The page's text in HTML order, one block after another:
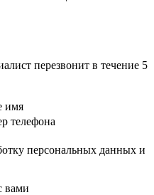
перезвонит в течение 5
имя
телефона
персональных данных и
вами